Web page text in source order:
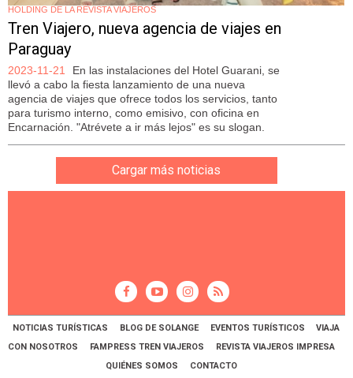
HOLDING DE LA REVISTA VIAJEROS
Tren Viajero, nueva agencia de viajes en
Paraguay
2023-11-21
En las instalaciones del Hotel Guarani, se
llevó a cabo la fiesta lanzamiento de una nueva
agencia de viajes que ofrece todos los servicios, tanto
para turismo interno, como emisivo, con oficina en
Encarnación. "Atrévete a ir más lejos" es su slogan.
Cargar más noticias
NOTICIAS TURÍSTICAS BLOG DE SOLANGE EVENTOS TURÍSTICOS
VIAJA
CON NOSOTROS
FAMPRESS TREN VIAJEROS
REVISTA VIAJEROS IMPRESA
QUIÉNES SOMOS
CONTACTO